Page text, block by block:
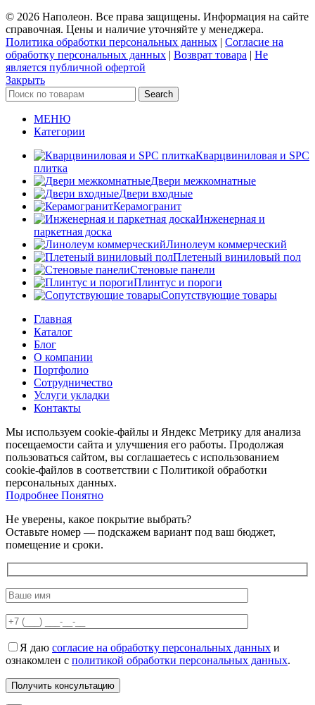
© 2026 Наполеон. Все права защищены. Информация на сайте
справочная. Цены и наличие уточняйте у менеджера.
Политика обработки персональных данных | Согласие на
обработку персональных данных | Возврат товара | Не
является публичной офертой
Закрыть
Search
МЕНЮ
Категории
Кварцвиниловая и SPC
плитка
Двери межкомнатные
Двери входные
Керамогранит
Инженерная и
паркетная доска
Линолеум коммерческий
Плетеный виниловый пол
Стеновые панели
Плинтус и пороги
Сопутствующие товары
Главная
Каталог
Блог
О компании
Портфолио
Сотрудничество
Услуги укладки
Контакты
Мы используем cookie-файлы и Яндекс Метрику для анализа
посещаемости сайта и улучшения его работы. Продолжая
пользоваться сайтом, вы соглашаетесь с использованием
cookie-файлов в соответствии с Политикой обработки
персональных данных.
Подробнее Подробнее
Понятно
Не уверены, какое покрытие выбрать?
Оставьте номер — подскажем вариант под ваш бюджет,
помещение и сроки.
Я даю согласие на обработку персональных данных и
ознакомлен с политикой обработки персональных данных.